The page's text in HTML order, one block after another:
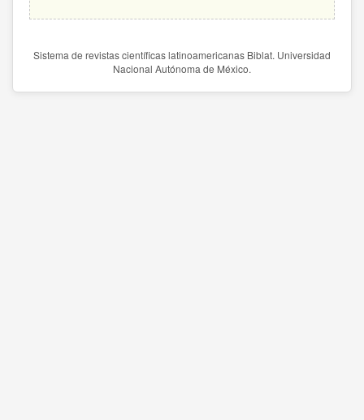
Sistema de revistas científicas latinoamericanas Biblat. Universidad
Nacional Autónoma de México.